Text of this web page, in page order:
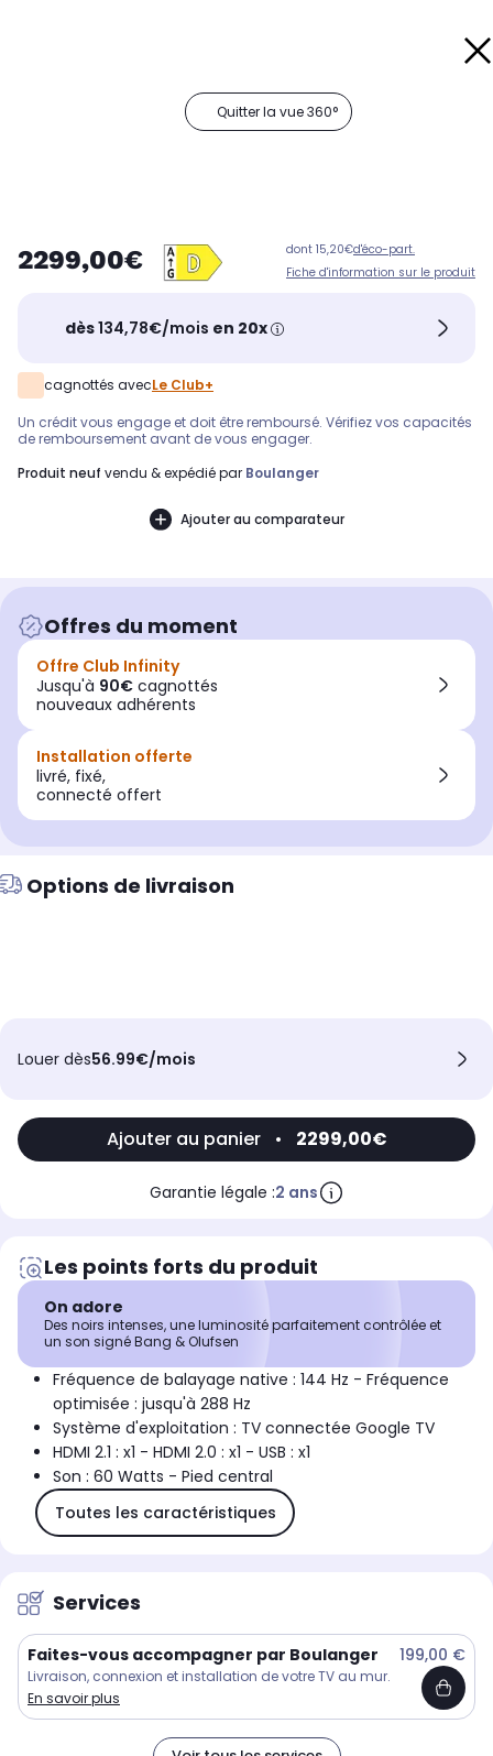
Quitter la vue 360°
2299,00€ dont 15,20€d'éco-part.
Fiche d'information sur le produit
dès134,78€/mois en 20x
cagnottés avecLe Club+
Un crédit vous engage et doit être remboursé. Vérifiez vos capacités
de remboursement avant de vous engager.
produit neuf vendu & expédié par Boulanger
Ajouter au comparateur
Offres du moment
Offre Club Infinity
Jusqu'à 90€ cagnottés
nouveaux adhérents
Installation offerte
livré, fixé,
connecté offert
Options de livraison
Louer dès56.99€/mois
Ajouter au panier • 2299,00€
Garantie légale :2 ans
Les points forts du produit
On adore
Des noirs intenses, une luminosité parfaitement contrôlée et
un son signé Bang & Olufsen
Fréquence de balayage native : 144 Hz - Fréquence
optimisée : jusqu'à 288 Hz
Système d'exploitation : TV connectée Google TV
HDMI 2.1 : x1 - HDMI 2.0 : x1 - USB : x1
Son : 60 Watts - Pied central
Toutes les caractéristiques
Services
Faites-vous accompagner par Boulanger 199,00 €
Livraison, connexion et installation de votre TV au mur.
En savoir plus